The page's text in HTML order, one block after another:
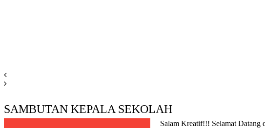
SAMBUTAN KEPALA SEKOLAH
Salam Kreatif!!! Selamat Datang